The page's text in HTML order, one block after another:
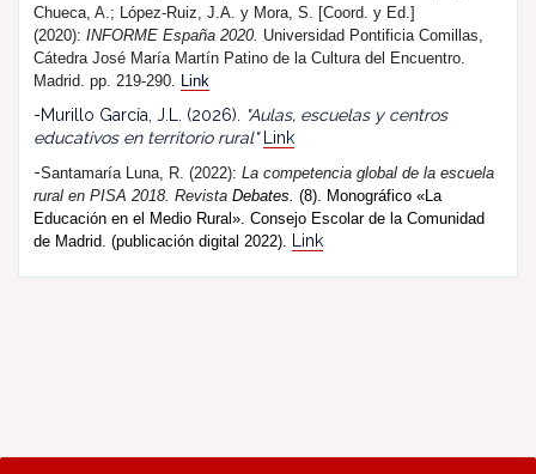
Chueca, A.; López-Ruiz, J.A. y Mora, S. [Coord. y Ed.]
(2020): INFORME España 2020. Universidad Pontificia Comillas,
Cátedra José María Martín Patino de la Cultura del Encuentro.
Madrid. pp. 219-290. Link
-Murillo García, J.L. (2026).
"Aulas, escuelas y centros
educativos en territorio rural"
Link
-Santamaría Luna, R. (2022): La competencia global de la escuela
rural en PISA 2018. Revista Debates. (8). Monográfico «La
Educación en el Medio Rural». Consejo Escolar de la Comunidad
de Madrid. (publicación digital 2022).
Link